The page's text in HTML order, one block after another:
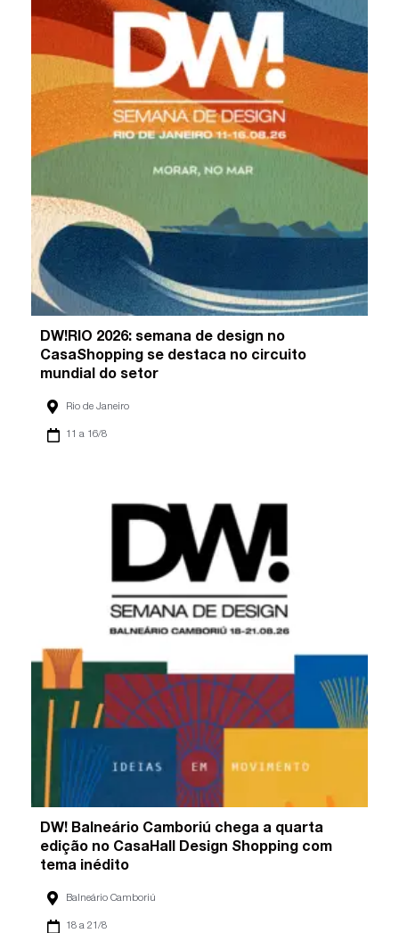
DW!RIO 2026: semana de design no
CasaShopping se destaca no circuito
mundial do setor
Rio de Janeiro
11 a 16/8
DW! Balneário Camboriú chega a quarta
edição no CasaHall Design Shopping com
tema inédito
Balneário Camboriú
18 a 21/8